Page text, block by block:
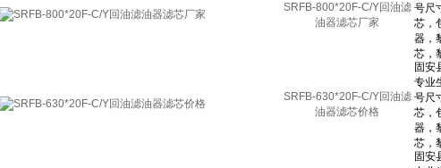
SRFB-800*20F-C/Y回油滤
油器滤芯厂家
SRFB-630*20F-C/Y回油滤
油器滤芯价格